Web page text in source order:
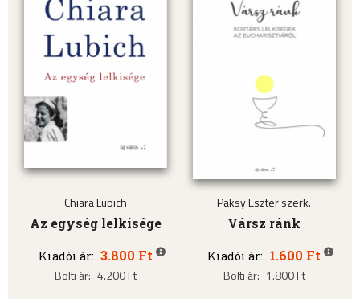
Chiara Lubich
Az egység lelkisége
Kiadói ár: 3.800 Ft
Bolti ár: 4.200 Ft
Paksy Eszter szerk.
Vársz ránk
Kiadói ár: 1.600 Ft
Bolti ár: 1.800 Ft